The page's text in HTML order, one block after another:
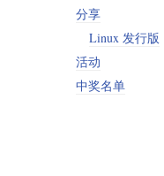
分享
Linux 发行版
活动
中奖名单